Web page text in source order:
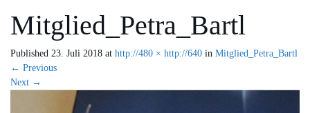
Mitglied_Petra_Bartl
Published 23. Juli 2018 at http://480 × http://640 in Mitglied_Petra_Bartl
← Previous
Next →